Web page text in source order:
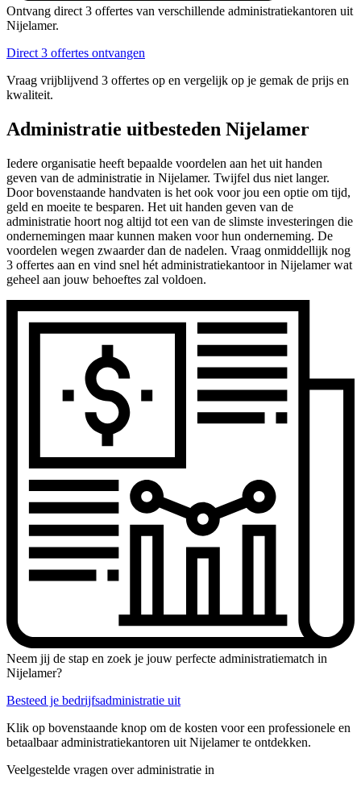
Ontvang direct 3 offertes van verschillende administratiekantoren uit
Nijelamer.
Direct 3 offertes ontvangen
Vraag vrijblijvend 3 offertes op en vergelijk op je gemak de prijs en
kwaliteit.
Administratie uitbesteden Nijelamer
Iedere organisatie heeft bepaalde voordelen aan het uit handen
geven van de administratie in Nijelamer. Twijfel dus niet langer.
Door bovenstaande handvaten is het ook voor jou een optie om tijd,
geld en moeite te besparen. Het uit handen geven van de
administratie hoort nog altijd tot een van de slimste investeringen die
ondernemingen maar kunnen maken voor hun onderneming. De
voordelen wegen zwaarder dan de nadelen. Vraag onmiddellijk nog
3 offertes aan en vind snel hét administratiekantoor in Nijelamer wat
geheel aan jouw behoeftes zal voldoen.
Neem jij de stap en zoek je jouw perfecte administratiematch in
Nijelamer?
Besteed je bedrijfsadministratie uit
Klik op bovenstaande knop om de kosten voor een professionele en
betaalbaar administratiekantoren uit Nijelamer te ontdekken.
Veelgestelde vragen over administratie in